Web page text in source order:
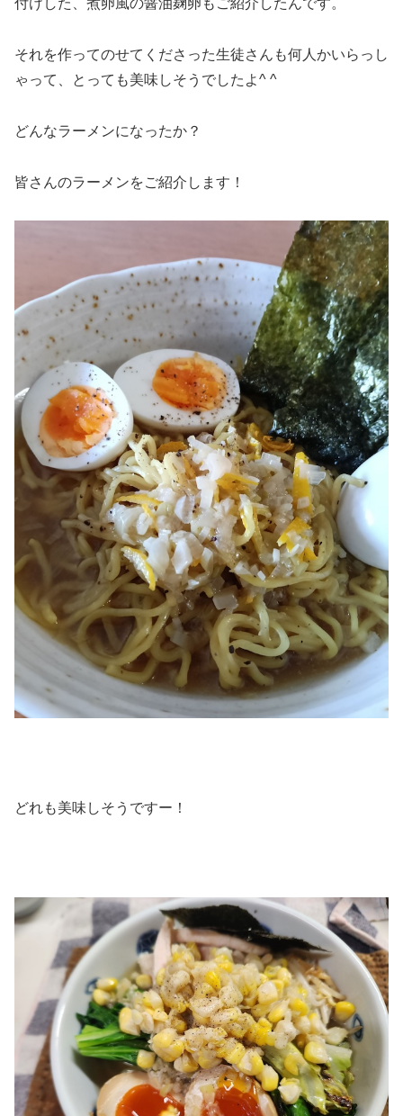
付けした、煮卵風の醤油麹卵もご紹介したんです。
それを作ってのせてくださった生徒さんも何人かいらっし
ゃって、とっても美味しそうでしたよ^ ^
どんなラーメンになったか？
皆さんのラーメンをご紹介します！
どれも美味しそうですー！